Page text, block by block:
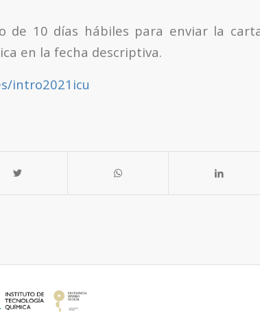
de 10 días hábiles para enviar la
en la fecha descriptiva.
intro2021icu